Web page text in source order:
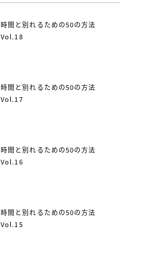
時間と別れるための50の方法
Vol.18
時間と別れるための50の方法
Vol.17
時間と別れるための50の方法
Vol.16
時間と別れるための50の方法
Vol.15